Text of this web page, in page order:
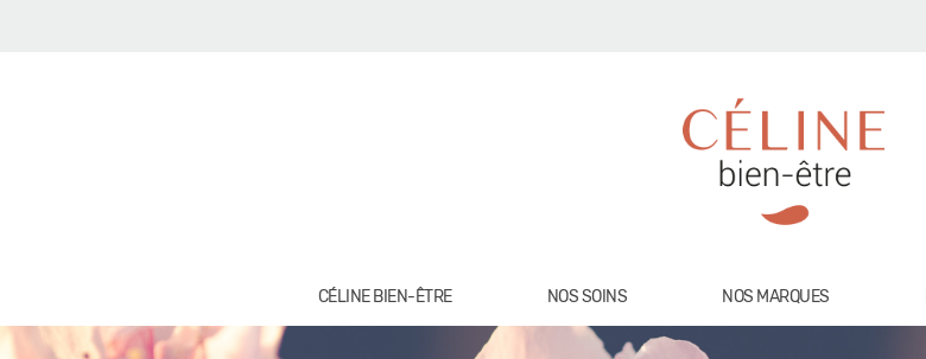
CÉLINE BIEN-ÊTRE NOS SOINS NOS MARQUES